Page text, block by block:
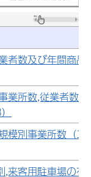
者数及び年間商品
業所数,従業者数
模別事業所数（エ
,来客用駐車場の有